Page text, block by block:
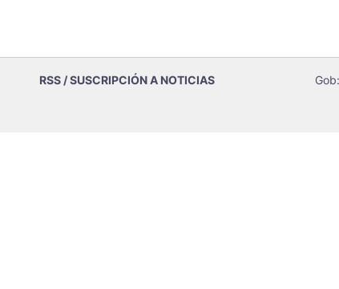
RSS / SUSCRIPCIÓN A NOTICIAS